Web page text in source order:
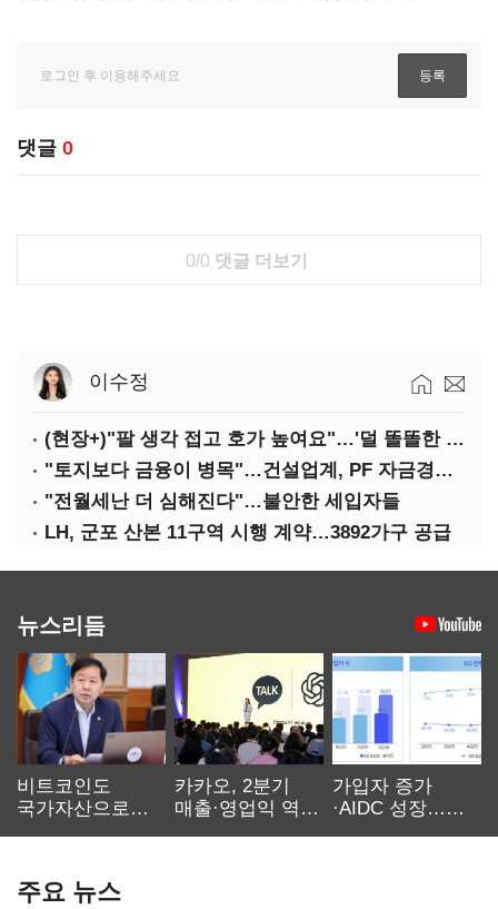
댓글 0
0/0 댓글 더보기
이수정
(현장+)"팔 생각 접고 호가 높여요"…'덜 똘똘한 한 채' 20억 키맞추기
"토지보다 금융이 병목"…건설업계, PF 자금경색 해소 목소리
"전월세난 더 심해진다"…불안한 세입자들
LH, 군포 산본 11구역 시행 계약…3892가구 공급
뉴스리듬
비트코인도
국가자산으로…'
카카오, 2분기
매출·영업익 역대
가입자 증가
·AIDC 성장…
주요 뉴스